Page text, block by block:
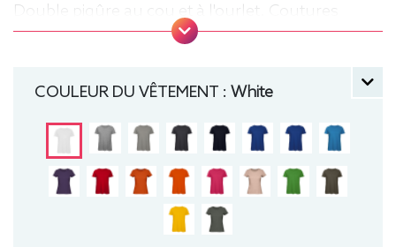
Double piqûre au cou et à l'ourlet. Coutures
latérales. Surface très lisse. Tee-shirt,
Organic, B&C
COULEUR DU VÊTEMENT : White